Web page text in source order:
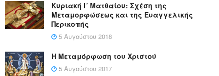
Κυριακή Ι´ Ματθαίου: Σχέση της
Μεταμορφώσεως και της Ευαγγελικής
Περικοπής
5 Αυγούστου 2018
Η Μεταμόρφωση του Χριστού
5 Αυγούστου 2017